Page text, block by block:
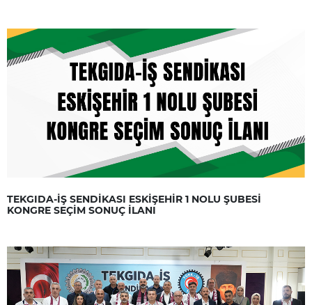
TEKGIDA-İŞ SENDİKASI ESKİŞEHİR 1 NOLU ŞUBESİ
KONGRE SEÇİM SONUÇ İLANI